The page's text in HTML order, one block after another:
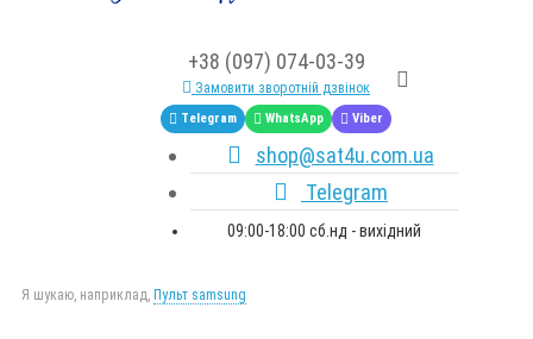
+38 (097) 074-03-39
Замовити зворотній дзвінок
Telegram WhatsApp Viber
shop@sat4u.com.ua
Telegram
09:00-18:00 сб.нд - вихідний
Я шукаю, наприклад, Пульт samsung